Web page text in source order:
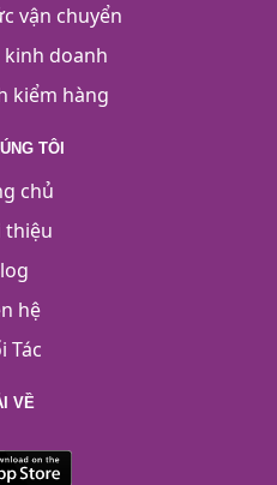
vận chuyển
kinh doanh
kiểm hàng
TÔI
chủ
thiệu
hệ
Tác
VỀ